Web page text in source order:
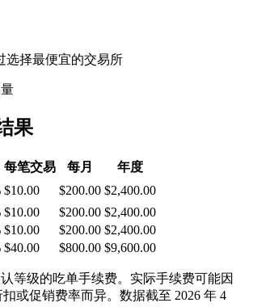
选择最便宜的交易所
果
每笔交易 每月
年度
$10.00 $200.00 $2,400.00
$10.00 $200.00 $2,400.00
$10.00 $200.00 $2,400.00
$40.00 $800.00 $9,600.00
等级的吃单手续费。实际手续费可能因
或促销费率而异。数据截至 2026 年 4